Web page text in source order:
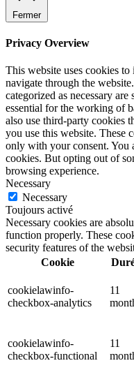
Fermer
Privacy Overview
This website uses cookies
navigate through the
categorized as necessary
essential for the working of
also use third-party cookies
you use this website. These
only with your consent. You
cookies. But opting out of
browsing experience.
Necessary
Necessary
Toujours activé
Necessary cookies are
function properly. These
security features of the
Cookie
cookielawinfo-
checkbox-analytics
11
cookielawinfo-
checkbox-functional
11